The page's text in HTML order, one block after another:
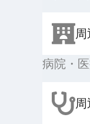
病院・